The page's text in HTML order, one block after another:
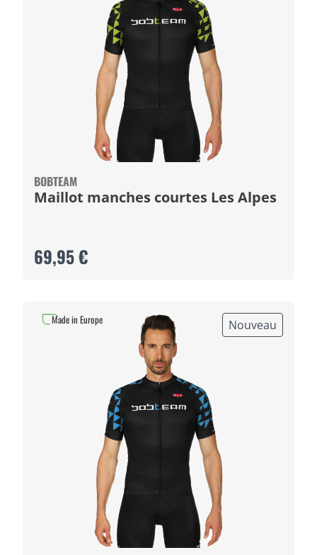
BOBTEAM
Maillot manches courtes Les Alpes
69,95 €
Nouveau
Made in Europe